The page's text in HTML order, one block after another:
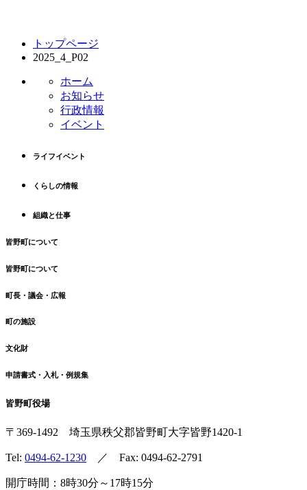
トップページ
2025_4_P02
ホーム
お知らせ
行政情報
イベント
ライフイベント
くらしの情報
組織と仕事
皆野町について
皆野町について
町長・議会・広報
町の施設
文化財
申請書式・入札・例規集
皆野町役場
〒369-1492 埼玉県秩父郡皆野町大字皆野1420-1
Tel: 0494-62-1230 ／ Fax: 0494-62-2791
開庁時間：8時30分～17時15分